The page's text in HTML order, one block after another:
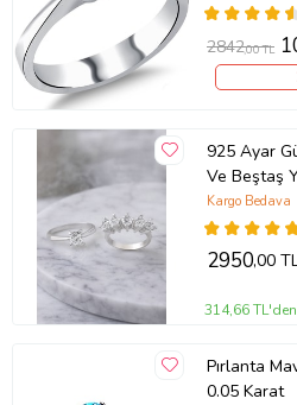
2842,00 TL
925 Ayar
Ve Beştaş
Kargo Bedava
2950,00
314,66
Pırlanta
0.05 Karat